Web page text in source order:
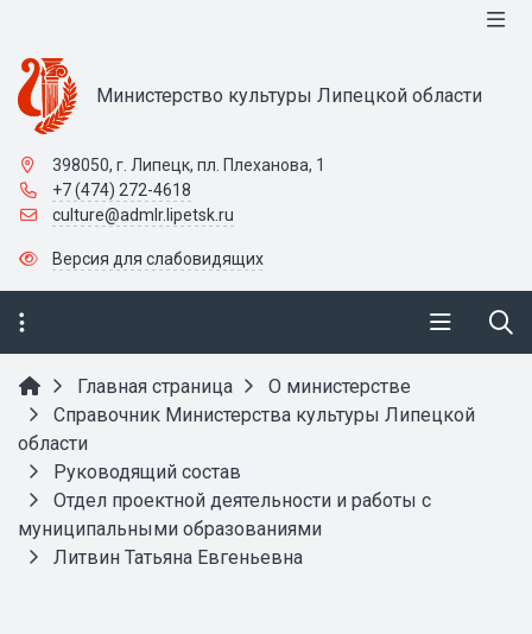
Министерство культуры Липецкой области
398050, г. Липецк, пл. Плеханова, 1
+7 (474) 272-4618
culture@admlr.lipetsk.ru
Версия для слабовидящих
Главная страница
О министерстве
Справочник Министерства культуры Липецкой
области
Руководящий состав
Отдел проектной деятельности и работы с
муниципальными образованиями
Литвин Татьяна Евгеньевна